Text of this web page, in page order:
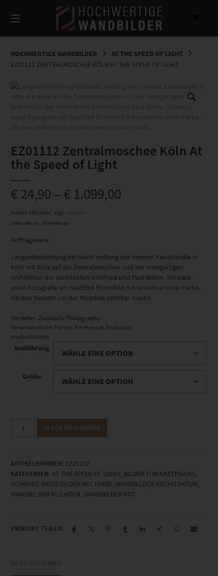
zum
Inhalt
HOCHWERTIGE WANDBILDER
AT THE SPEED OF LIGHT
EZ01112 ZENTRALMOSCHEE KÖLN AT THE SPEED OF LIGHT
EZ01112 Zentralmoschee Köln At
the Speed of Light
€24,90 – € 1.099,00
Enthält 19% Mwst. zzgl. Versand
Lieferzeit: ca. 10 Werktage
Auftragsware
Langzeitbelichtung bei Nacht entlang der Inneren Kanalstraße in
Köln mit Blick auf die Zentralmoschee und der einzigartigen
Architektur der Architekten Gottfried und Paul Böhm. Schwarz-
weiss Fotografie am Stadtteil Ehrenfeld mit selektiver roter Farbe,
die den Verkehr vor der Moschee sichtbar macht.
Hersteller: Zouboulis Photography
Verantwortliche Person: Emmanuel Zouboulis
zouboulis.com
Ausführung
Größe
Zentralmoschee
the
Speed
of
Light
IN DEN WARENKORB
ARTIKELNUMMER: EZ01112
KATEGORIEN: AT THE SPEED OF LIGHT, BILDER FÜR ARZTPRAXIS,
SCHWARZ WEISS BILDER MIT FARBE , WANDBILDER ARCHITEKTUR,
WANDBILDER AUS KÖLN, WANDBILDER ROT
PRODUKT TEILEN:
BESCHREIBUNG